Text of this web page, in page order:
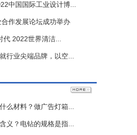
中国国际工业设计博...
作发展论坛成功举办
2022世界清洁...
行业尖端品牌，以空...
么材料？做广告灯箱...
义？电钻的规格是指...